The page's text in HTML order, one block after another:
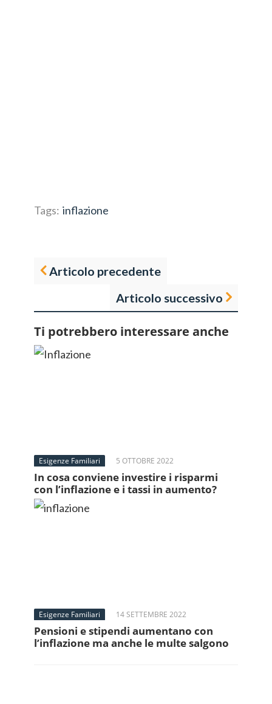
Tags: inflazione
Articolo precedente
Articolo successivo
Ti potrebbero interessare anche
Esigenze Familiari 5 OTTOBRE 2022
In cosa conviene investire i risparmi
con l’inflazione e i tassi in aumento?
Esigenze Familiari 14 SETTEMBRE 2022
Pensioni e stipendi aumentano con
l’inflazione ma anche le multe salgono